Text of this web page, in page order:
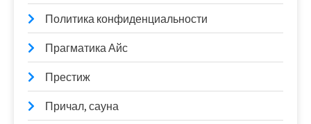
Политика конфиденциальности
Прагматика Айс
Престиж
Причал, сауна